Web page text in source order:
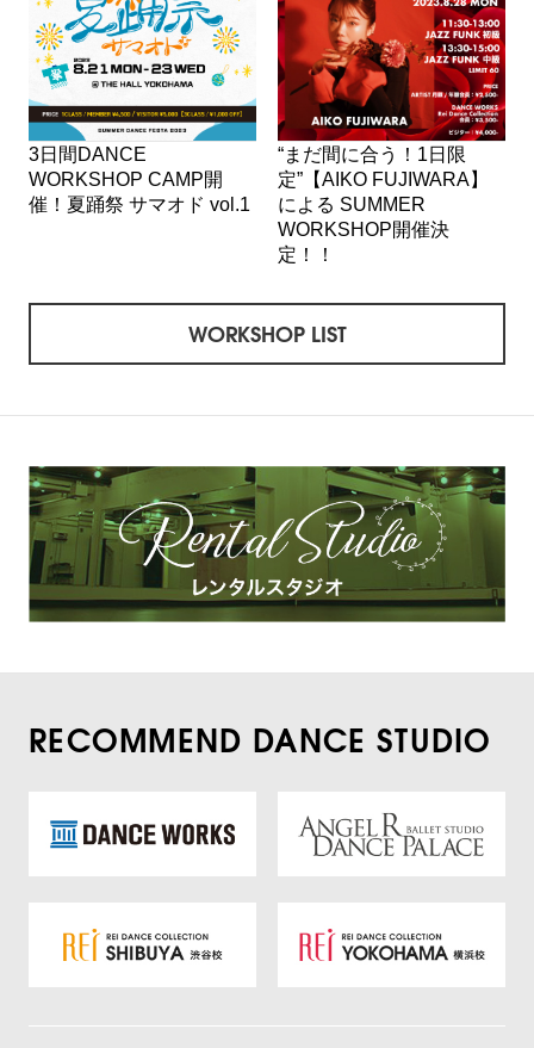
3日間DANCE
WORKSHOP CAMP開
催！夏踊祭 サマオド vol.1
“まだ間に合う！1日限
定”【AIKO FUJIWARA】
による SUMMER
WORKSHOP開催決
定！！
WORKSHOP LIST
RECOMMEND DANCE STUDIO